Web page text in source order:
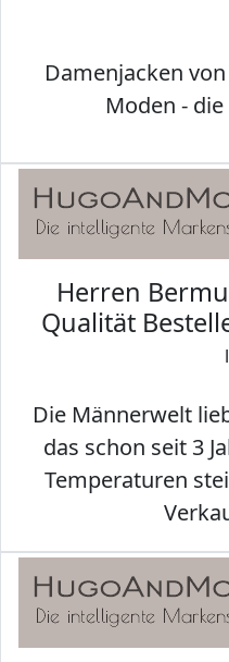
Damenjacken
Moden -
Herren
Qualität
Die Männerwelt
das schon seit 3
Temperaturen